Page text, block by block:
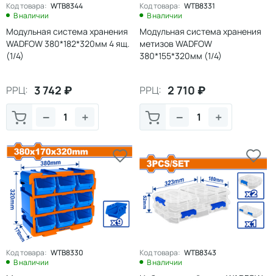
Код товара: WTB8344
В наличии
Модульная система хранения
WADFOW 380*182*320мм 4 ящ.
(1/4)
РРЦ: 3 742 ₽
+
−
Код товара: WTB8331
В наличии
Модульная система хранения
метизов WADFOW
380*155*320мм (1/4)
РРЦ: 2 710 ₽
+
−
Код товара: WTB8330
В наличии
Код товара: WTB8343
В наличии